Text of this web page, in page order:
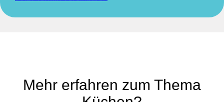
Mehr erfahren zum Thema